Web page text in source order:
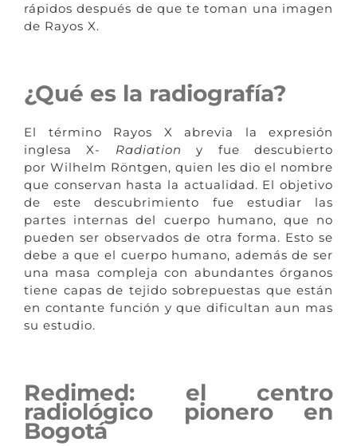
rápidos después de que te toman una imagen
de Rayos X.
¿Qué es la radiografía?
El término Rayos X abrevia la expresión
inglesa X- Radiationy fue descubierto
por Wilhelm Röntgen, quien les dio el nombre
que conservan hasta la actualidad. El objetivo
de este descubrimiento fue estudiar las
partes internas del cuerpo humano, que no
pueden ser observados de otra forma. Esto se
debe a que el cuerpo humano, además de ser
una masa compleja con abundantes órganos
tiene capas de tejido sobrepuestas que están
en contante función y que dificultan aun mas
su estudio.
Redimed: el centro
radiológico pionero en
Bogotá